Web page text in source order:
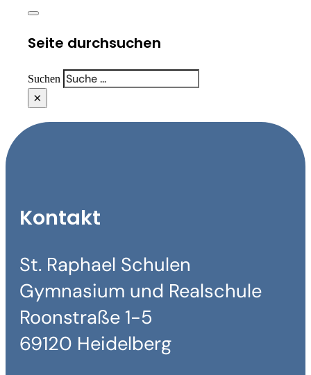
Seite durchsuchen
Suchen
×
Kontakt
St. Raphael Schulen
Gymnasium und Realschule
Roonstraße 1-5
69120 Heidelberg